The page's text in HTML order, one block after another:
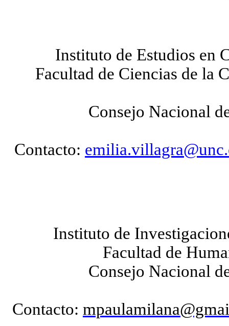
Instituto de Estudios en
Facultad de Ciencias de la
Consejo Nacional
Contacto:
Instituto de
Facultad de
Consejo Nacional
Contacto: